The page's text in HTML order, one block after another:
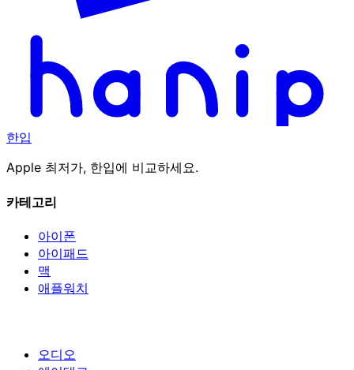
한입
Apple 최저가, 한입에 비교하세요.
카테고리
아이폰
아이패드
맥
애플워치
오디오